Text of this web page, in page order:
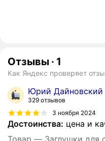
Отзывы · 1
Как Яндекс проверяет
Юрий Дайновский
329 отзывов
3 ноября 2024
Достоинства: цена и